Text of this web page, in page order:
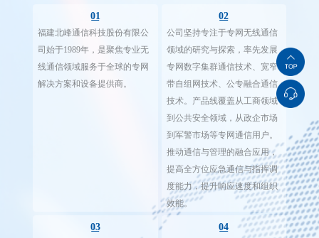
司始于1989年，是聚焦专业无
线通信领域服务于全球的专网
解决方案和设备提供商。
领域的研究与探索，率先发展
专网数字集群通信技术、宽窄
带自组网技术、公专融合通信
技术。产品线覆盖从工商领域
到公共安全领域，从政企市场
到军警市场等专网通信用户。
推动通信与管理的融合应用，
提高全方位应急通信与指挥调
度能力，提升响应速度和组织
效能。
耕专网市场，加强研发团队的
04
北峰建立了覆盖全球大部分地
区的营销网络，遍布全球的